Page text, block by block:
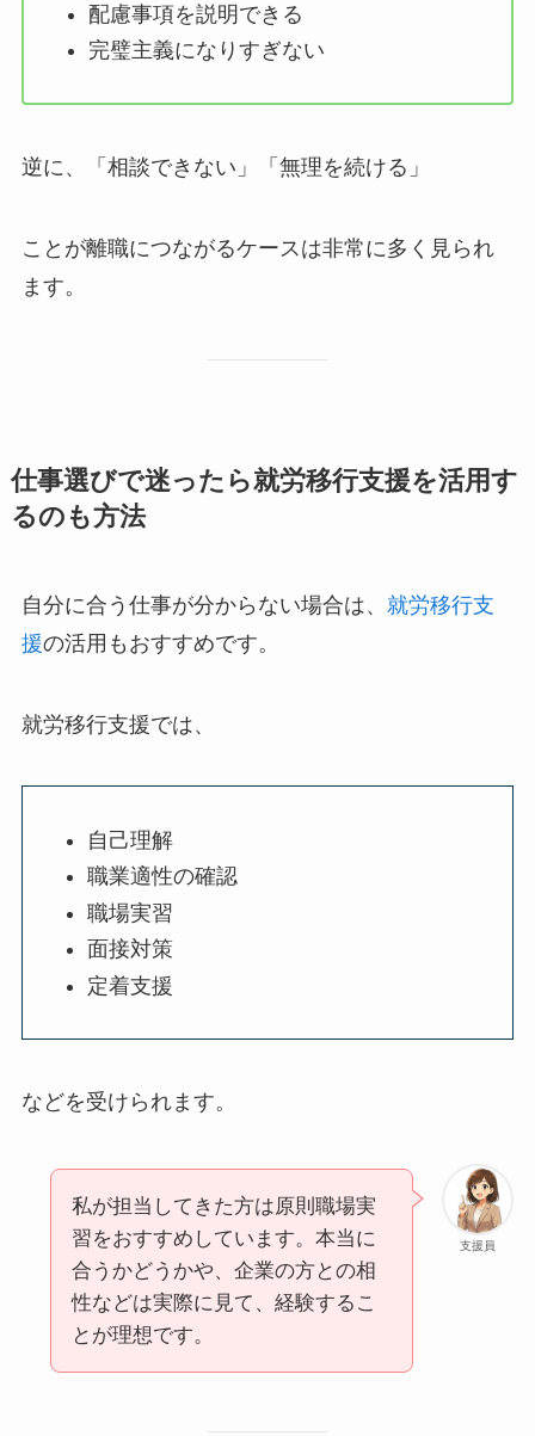
配慮事項を説明できる
完璧主義になりすぎない
逆に、「相談できない」「無理を続ける」
ことが離職につながるケースは非常に多く見られ
ます。
仕事選びで迷ったら就労移行支援を活用す
るのも方法
自分に合う仕事が分からない場合は、 就労移行支
援の活用もおすすめです。
就労移行支援では、
自己理解
職業適性の確認
職場実習
面接対策
定着支援
などを受けられます。
支援員
私が担当してきた方は原則職場実
習をおすすめしています。本当に
合うかどうかや、企業の方との相
性などは実際に見て、経験するこ
とが理想です。